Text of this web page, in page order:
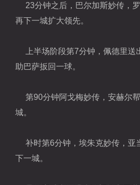
23分钟之后，巴尔加斯妙传，
再下一城扩大领先。
上半场阶段第7分钟，佩德里
助巴萨扳回一球。
第90分钟阿戈梅妙传，安赫尔
城。
补时第6分钟，埃朱克妙传，亚
下一城。